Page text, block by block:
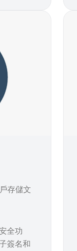
存儲文
全功
簽名和